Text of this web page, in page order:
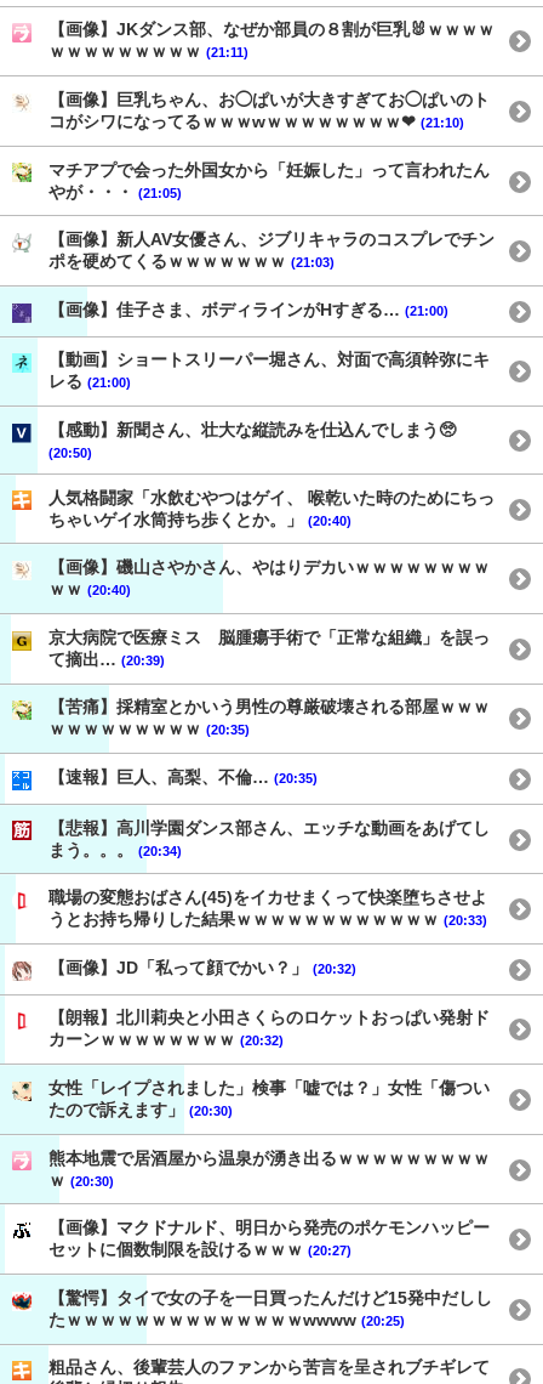
【画像】JKダンス部、なぜか部員の８割が巨乳🐰ｗｗｗｗ
ｗｗｗｗｗｗｗｗｗ (21:11)
【画像】巨乳ちゃん、お◯ぱいが大きすぎてお◯ぱいのト
コがシワになってるｗｗｗwｗｗｗｗｗｗｗｗ❤ (21:10)
マチアプで会った外国女から「妊娠した」って言われたん
やが・・・
(21:05)
【画像】新人AV女優さん、ジブリキャラのコスプレでチン
ポを硬めてくるｗｗｗｗｗｗｗ (21:03)
【画像】佳子さま、ボディラインがHすぎる… (21:00)
【動画】ショートスリーパー堀さん、対面で高須幹弥にキ
レる (21:00)
【感動】新聞さん、壮大な縦読みを仕込んでしまう🥺
(20:50)
人気格闘家「水飲むやつはゲイ、 喉乾いた時のためにちっ
ちゃいゲイ水筒持ち歩くとか。」
(20:40)
【画像】磯山さやかさん、やはりデカいｗｗｗｗｗｗｗｗ
ｗｗ (20:40)
京大病院で医療ミス 脳腫瘍手術で「正常な組織」を誤っ
て摘出… (20:39)
【苦痛】採精室とかいう男性の尊厳破壊される部屋ｗｗｗ
ｗｗｗｗｗｗｗｗｗ (20:35)
【速報】巨人、高梨、不倫… (20:35)
【悲報】高川学園ダンス部さん、エッチな動画をあげてし
まう。。。
(20:34)
職場の変態おばさん(45)をイカせまくって快楽堕ちさせよ
うとお持ち帰りした結果ｗｗｗｗｗｗｗｗｗｗｗｗ (20:33)
【画像】JD「私って顔でかい？」 (20:32)
【朗報】北川莉央と小田さくらのロケットおっぱい発射ド
カーンｗｗｗｗｗｗｗｗ (20:32)
女性「レイプされました」検事「嘘では？」女性「傷つい
たので訴えます」
(20:30)
熊本地震で居酒屋から温泉が湧き出るｗｗｗｗｗｗｗｗｗ
ｗ (20:30)
【画像】マクドナルド、明日から発売のポケモンハッピー
セットに個数制限を設けるｗｗｗ (20:27)
【驚愕】タイで女の子を一日買ったんだけど15発中だしし
たｗｗｗｗｗｗｗｗｗｗｗｗｗｗwwww (20:25)
粗品さん、後輩芸人のファンから苦言を呈されブチギレて